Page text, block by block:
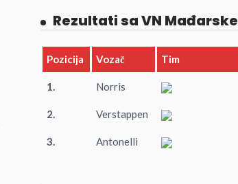
Rezultati sa VN Mađarske
Pozicija Vozač Tim
1. Norris
2. Verstappen
3. Antonelli